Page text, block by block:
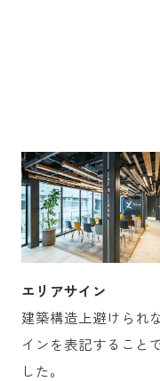
エリアサイン
建築構造上避けられ
インを表記すること
した。